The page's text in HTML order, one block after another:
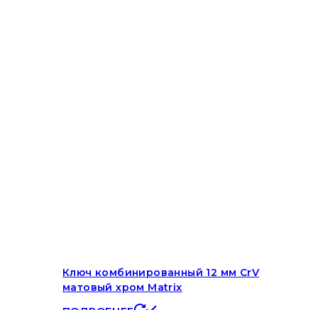
Ключ комбинированный 12 мм CrV
матовый хром Matrix